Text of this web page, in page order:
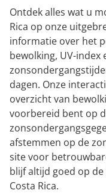
Ontdek alles wat u
Rica op onze
informatie over het
bewolking, UV-index
dagen. Onze
overzicht van
voorbereid bent op
afstemmen op de
site voor
blijf altijd goed op
Costa Rica.